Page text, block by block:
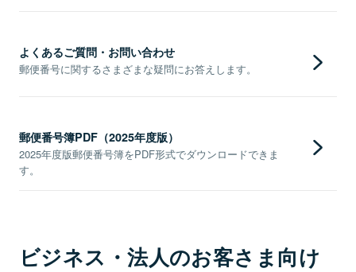
よくあるご質問・お問い合わせ
郵便番号に関するさまざまな疑問にお答えします。
郵便番号簿PDF（2025年度版）
2025年度版郵便番号簿をPDF形式でダウンロードできま
す。
ビジネス・法人のお客さま向け